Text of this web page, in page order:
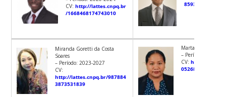
CV:http://lattes.cnpq.br
/1668468174743010
Miranda Goretti da Costa
Soares
– Período: 2023-2027
CV:
http://lattes.cnpq.br/987884
3873531839
Marta Guterres
– Período: 2023-
CV:http://